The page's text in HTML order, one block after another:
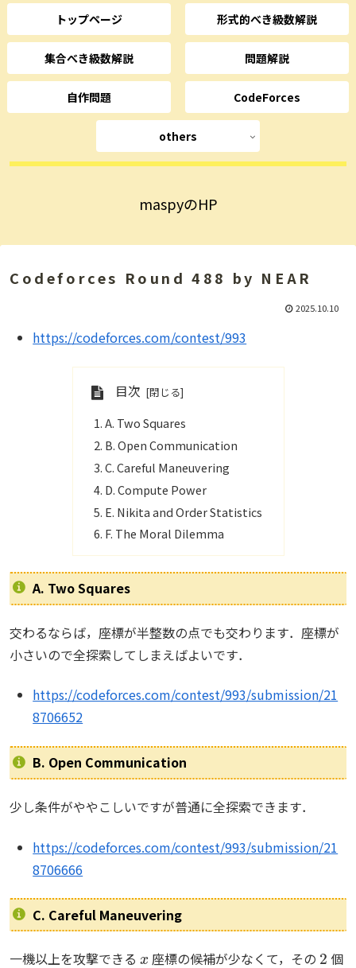
maspyのHP
トップページ 形式的べき級数解説
集合べき級数解説 問題解説
自作問題 CodeForces
others
Codeforces Round 488 by NEAR
2025.10.10
https://codeforces.com/contest/993
目次
A. Two Squares
B. Open Communication
C. Careful Maneuvering
D. Compute Power
E. Nikita and Order Statistics
F. The Moral Dilemma
A. Two Squares
交わるならば，座標が半整数の点でも交わります．座標が
小さいので全探索してしまえばよいです．
https://codeforces.com/contest/993/submission/21
8706652
B. Open Communication
少し条件がややこしいですが普通に全探索できます．
https://codeforces.com/contest/993/submission/21
8706666
C. Careful Maneuvering
一機以上を攻撃できる 座標の候補が少なくて，その
個